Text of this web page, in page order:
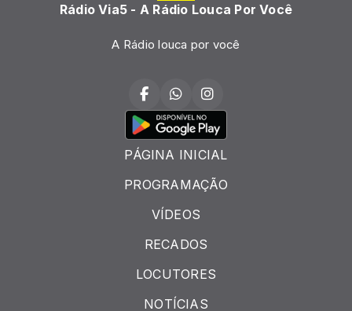
Rádio Via5 - A Rádio Louca Por Você
A Rádio louca por você
PÁGINA INICIAL
PROGRAMAÇÃO
VÍDEOS
RECADOS
LOCUTORES
NOTÍCIAS